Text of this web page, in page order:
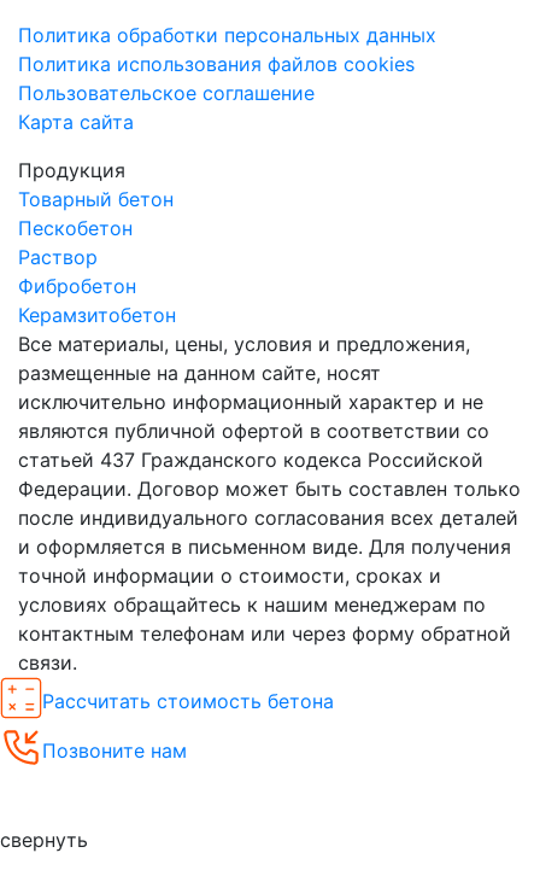
Политика обработки персональных данных
Политика использования файлов cookies
Пользовательское соглашение
Карта сайта
Продукция
Товарный бетон
Пескобетон
Раствор
Фибробетон
Керамзитобетон
Все материалы, цены, условия и предложения,
размещенные на данном сайте, носят
исключительно информационный характер и не
являются публичной офертой в соответствии со
статьей 437 Гражданского кодекса Российской
Федерации. Договор может быть составлен только
после индивидуального согласования всех деталей
и оформляется в письменном виде. Для получения
точной информации о стоимости, сроках и
условиях обращайтесь к нашим менеджерам по
контактным телефонам или через форму обратной
связи.
Рассчитать стоимость бетона
Позвоните нам
свернуть